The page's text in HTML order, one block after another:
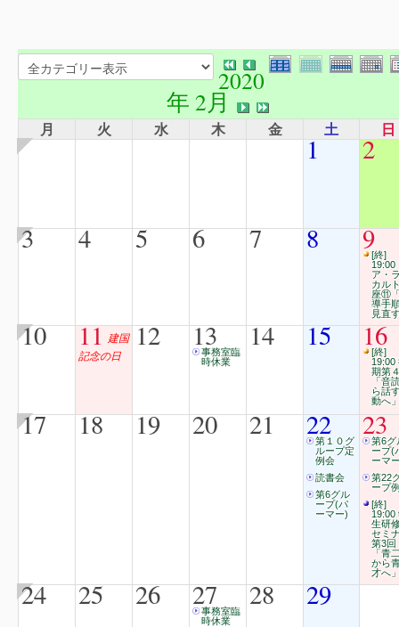
2020
年 2月
月 火 水 木 金 土 日
1 2
3 4 5 6 7 8 9[終]
19:00
ア・
カル
座⑪
導手
見直
10 11 建国
記念の日
12 13
事務室臨
時休業
14 15 16
[終]
19:00
期第
「音
ら話
動へ
17 18 19 20 21 22
第１０グ
ループ定
例会
読書会
第6グル
ープ(パ
ーマー)
23
第6グ
ープ(
ーマ
第22
ープ
[終]
19:00
生研
セミ
第3回
「青
から
才へ
24 25 26 27
事務室臨
時休業
28 29